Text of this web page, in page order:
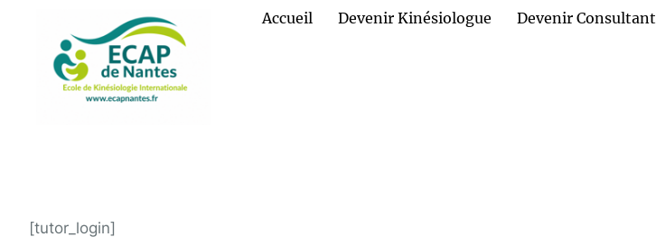
Accueil Devenir Kinésiologue Devenir Consultant
[tutor_login]